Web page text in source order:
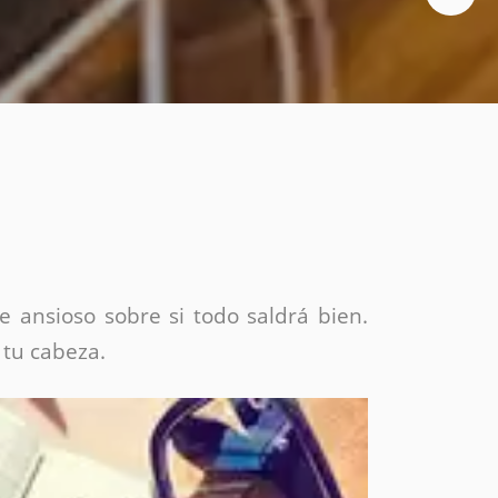
Social media
Video
Diseño de folletos
Diseño flyer
ansioso sobre si todo saldrá bien.
cabeza.